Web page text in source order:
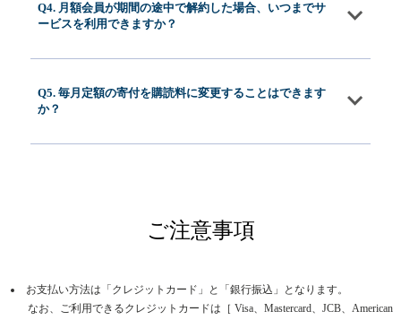
Q4. 月額会員が期間の途中で解約した場合、いつまでサ
ービスを利用できますか？
Q5. 毎月定額の寄付を購読料に変更することはできます
か？
ご注意事項
お支払い方法は「クレジットカード」と「銀行振込」となります。
なお、ご利用できるクレジットカードは［ Visa、Mastercard、JCB、American